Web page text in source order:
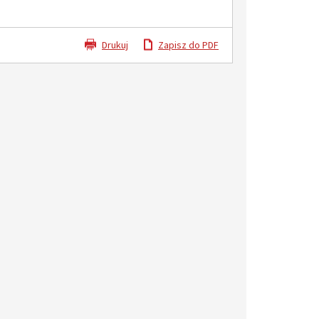
Drukuj Zapisz do PDF